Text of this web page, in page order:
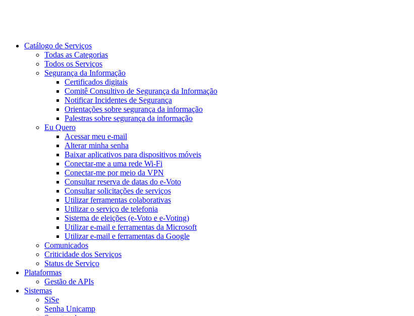
Catálogo de Serviços
Todas as Categorias
Todos os Serviços
Segurança da Informação
Certificados digitais
Comitê Consultivo de Segurança da Informação
Notificar Incidentes de Segurança
Orientações sobre segurança da informação
Palestras sobre segurança da informação
Eu Quero
Acessar meu e-mail
Alterar minha senha
Baixar aplicativos para dispositivos móveis
Conectar-me a uma rede Wi-Fi
Conectar-me por meio da VPN
Consultar reserva de datas do e-Voto
Consultar solicitações de serviços
Utilizar ferramentas colaborativas
Utilizar o serviço de telefonia
Sistema de eleições (e-Voto e e-Voting)
Utilizar e-mail e ferramentas da Microsoft
Utilizar e-mail e ferramentas da Google
Comunicados
Criticidade dos Serviços
Status de Serviço
Plataformas
Gestão de APIs
Sistemas
SiSe
Senha Unicamp